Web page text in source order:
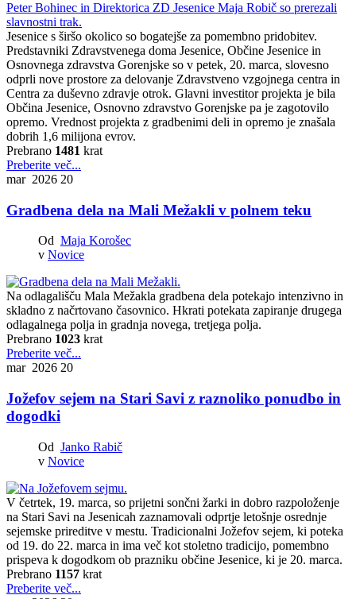
Jesenice s širšo okolico so bogatejše za pomembno pridobitev.
Predstavniki Zdravstvenega doma Jesenice, Občine Jesenice in
Osnovnega zdravstva Gorenjske so v petek, 20. marca, slovesno
odprli nove prostore za delovanje Zdravstveno vzgojnega centra in
Centra za duševno zdravje otrok. Glavni investitor projekta je bila
Občina Jesenice, Osnovno zdravstvo Gorenjske pa je zagotovilo
opremo. Vrednost projekta z gradbenimi deli in opremo je znašala
dobrih 1,6 milijona evrov.
Prebrano 1481 krat
Preberite več...
mar 2026 20
Gradbena dela na Mali Mežakli v polnem teku
Od Maja Korošec
v Novice
Na odlagališču Mala Mežakla gradbena dela potekajo intenzivno in
skladno z načrtovano časovnico. Hkrati potekata zapiranje drugega
odlagalnega polja in gradnja novega, tretjega polja.
Prebrano 1023 krat
Preberite več...
mar 2026 20
Jožefov sejem na Stari Savi z raznoliko ponudbo in
dogodki
Od Janko Rabič
v Novice
V četrtek, 19. marca, so prijetni sončni žarki in dobro razpoloženje
na Stari Savi na Jesenicah zaznamovali odprtje letošnje osrednje
sejemske prireditve v mestu. Tradicionalni Jožefov sejem, ki poteka
od 19. do 22. marca in ima več kot stoletno tradicijo, pomembno
prispeva k dogodkom ob prazniku občine Jesenice, ki je 20. marca.
Prebrano 1157 krat
Preberite več...